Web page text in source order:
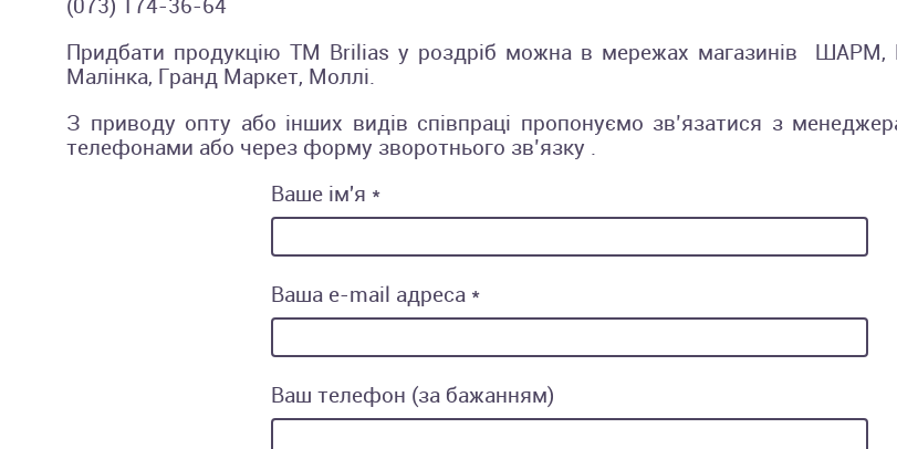
Придбати продукцію TM Brilias у роздріб можна в мережах магазинів ШАРМ,
Малінка, Гранд Маркет, Моллі.
З приводу опту або інших видів співпраці пропонуємо зв’язатися з
телефонами або через форму зворотнього зв’язку .
Ваше ім'я *
Ваша e-mail адреса *
Ваш телефон (за бажанням)